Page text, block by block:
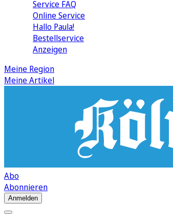
Service FAQ
Online Service
Hallo Paula!
Bestellservice
Anzeigen
Meine Region
Meine Artikel
Abo
Abonnieren
Anmelden